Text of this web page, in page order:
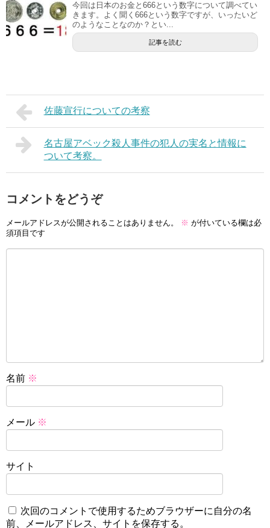
今回は日本のお金と666という数字について調べてい
きます。よく聞く666という数字ですが、いったいど
のようなことなのか？とい...
記事を読む
佐藤宣行についての考察
名古屋アベック殺人事件の犯人の実名と情報に
ついて考察。
コメントをどうぞ
メールアドレスが公開されることはありません。 ※ が付いている欄は必
須項目です
名前 ※
メール ※
サイト
次回のコメントで使用するためブラウザーに自分の名
前、メールアドレス、サイトを保存する。